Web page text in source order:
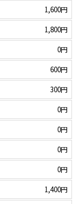
1,600円
1,800円
0円
600円
300円
0円
0円
0円
0円
1,400円